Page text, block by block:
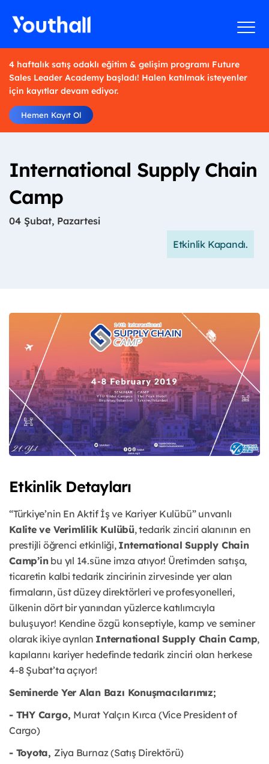
4 haftalık satış odaklı eğitim & gelişim programı Future
Sales Leader Academy başladı! Halen katılmak isteyenler
için kayıtlar devam ediyor.
Hemen Kayıt Ol
International Supply Chain
Camp
04 Şubat, Pazartesi
Etkinlik Kapandı.
Etkinlik Detayları
“Türkiye’nin En Aktif İş ve Kariyer Kulübü” unvanlı
Kalite ve Verimlilik Kulübü, tedarik zinciri alanının en
prestijli öğrenci etkinliği, International Supply Chain
Camp’inbu yıl 14.süne imza atıyor! Üretimden satışa,
ticaretin kalbi tedarik zincirinin zirvesinde yer alan
firmaların, üst düzey direktörleri ve profesyonelleri,
ülkenin dört bir yanından yüzlerce katılımcıyla
buluşuyor! Kendine özgü konseptiyle, kamp ve seminer
olarak ikiye ayrılan International Supply Chain Camp,
kapılarını kariyer hedefinde tedarik zinciri olan herkese
4-8 Şubat’ta açıyor!
Seminerde Yer Alan Bazı Konuşmacılarımız;
- THY Cargo, Murat Yalçın Kırca (Vice President of
Cargo)
- Toyota, Ziya Burnaz (Satış Direktörü)